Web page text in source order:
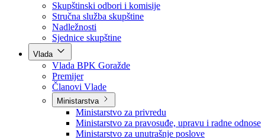
Poslanici po strankama
Poslanici po klubovima naroda
Kolegij skupštine
Skupštinski odbori i komisije
Stručna služba skupštine
Nadležnosti
Sjednice skupštine
Vlada
Vlada BPK Goražde
Premijer
Članovi Vlade
Ministarstva